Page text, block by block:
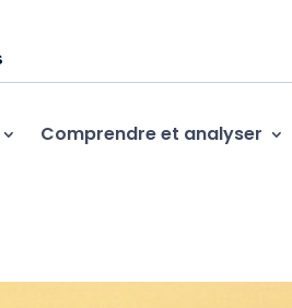
Comprendre et analyser